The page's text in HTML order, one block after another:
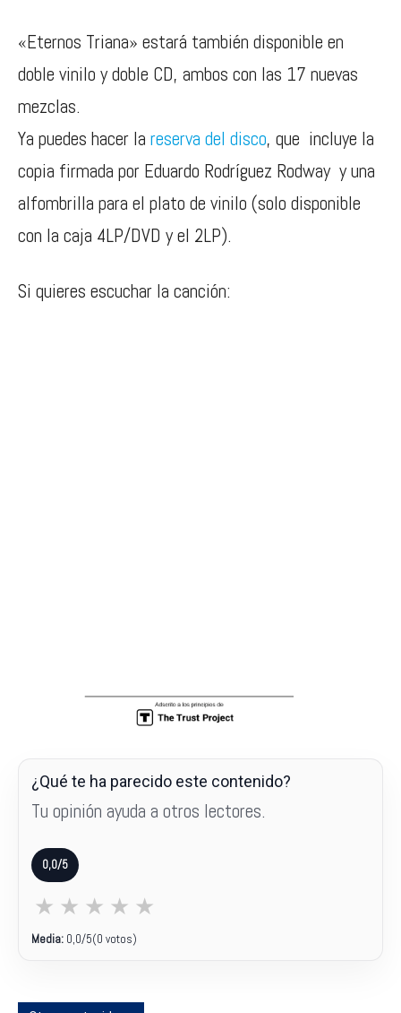
«Eternos Triana» estará también disponible en
doble vinilo y doble CD, ambos con las 17 nuevas
mezclas.
Ya puedes hacer la reserva del disco, que incluye la
copia firmada por Eduardo Rodríguez Rodway y una
alfombrilla para el plato de vinilo (solo disponible
con la caja 4LP/DVD y el 2LP).
Si quieres escuchar la canción:
¿Qué te ha parecido este contenido?
Tu opinión ayuda a otros lectores.
0,0/5
★ ★ ★ ★ ★
Media: 0,0/5(0 votos)